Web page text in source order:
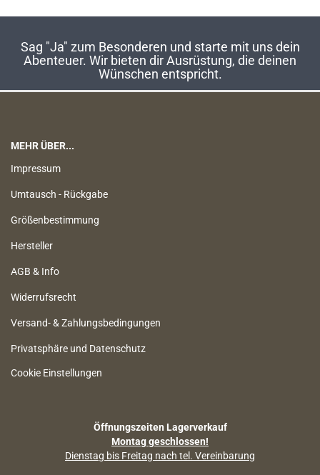
Sag "Ja" zum Besonderen und starte mit uns dein
Abenteuer. Wir bieten dir Ausrüstung, die deinen
Wünschen entspricht.
MEHR ÜBER...
Impressum
Umtausch - Rückgabe
Größenbestimmung
Hersteller
AGB & Info
Widerrufsrecht
Versand- & Zahlungsbedingungen
Privatsphäre und Datenschutz
Cookie Einstellungen
Öffnungszeiten Lagerverkauf
Montag geschlossen!
Dienstag bis Freitag nach tel. Vereinbarung